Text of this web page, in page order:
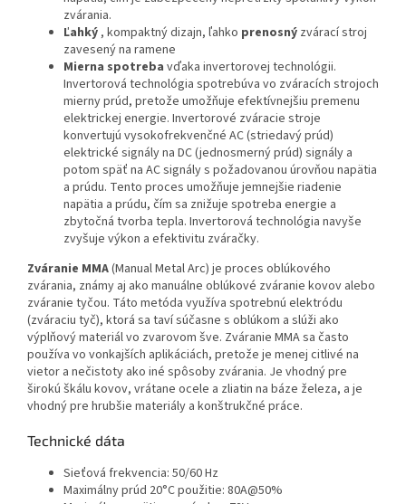
zvárania.
Ľahký, kompaktný dizajn, ľahko prenosný zvárací stroj
zavesený na ramene
Mierna spotreba vďaka invertorovej technológii.
Invertorová technológia spotrebúva vo zváracích strojoch
mierny prúd, pretože umožňuje efektívnejšiu premenu
elektrickej energie. Invertorové zváracie stroje
konvertujú vysokofrekvenčné AC (striedavý prúd)
elektrické signály na DC (jednosmerný prúd) signály a
potom späť na AC signály s požadovanou úrovňou napätia
a prúdu. Tento proces umožňuje jemnejšie riadenie
napätia a prúdu, čím sa znižuje spotreba energie a
zbytočná tvorba tepla. Invertorová technológia navyše
zvyšuje výkon a efektivitu zváračky.
Zváranie MMA(Manual Metal Arc) je proces oblúkového
zvárania, známy aj ako manuálne oblúkové zváranie kovov alebo
zváranie tyčou. Táto metóda využíva spotrebnú elektródu
(zváraciu tyč), ktorá sa taví súčasne s oblúkom a slúži ako
výplňový materiál vo zvarovom šve. Zváranie MMA sa často
používa vo vonkajších aplikáciách, pretože je menej citlivé na
vietor a nečistoty ako iné spôsoby zvárania. Je vhodný pre
širokú škálu kovov, vrátane ocele a zliatin na báze železa, a je
vhodný pre hrubšie materiály a konštrukčné práce.
Technické dáta
Sieťová frekvencia: 50/60 Hz
Maximálny prúd 20°C použitie: 80A@50%